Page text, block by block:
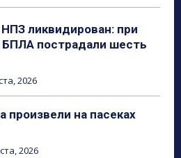
ликвидирован: при
пострадали шесть
2026
произвели на пасеках
2026